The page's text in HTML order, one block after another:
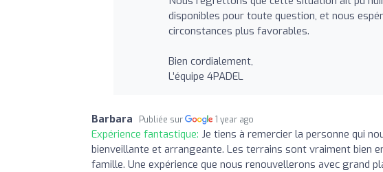
disponibles pour toute question, et nous
circonstances plus favorables.
Bien cordialement,
L’équipe 4PADEL
Barbara Publiée sur 1 year ago
Expérience fantastique: Je tiens à remercier la personne qui
bienveillante et arrangeante. Les terrains sont vraiment bien
famille. Une expérience que nous renouvellerons avec grand